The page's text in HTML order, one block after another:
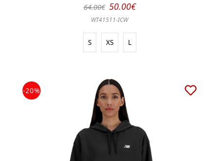
64.00€ 50.00€
WT41511-ICW
S XS L
-20%